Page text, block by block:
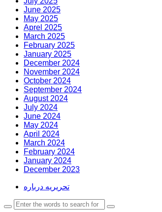
June 2025
May 2025
Aprel 2025
March 2025
February 2025
January 2025
December 2024
November 2024
October 2024
September 2024
August 2024
July 2024
June 2024
May 2024
April 2024
March 2024
February 2024
January 2024
December 2023
تحریریه درباره